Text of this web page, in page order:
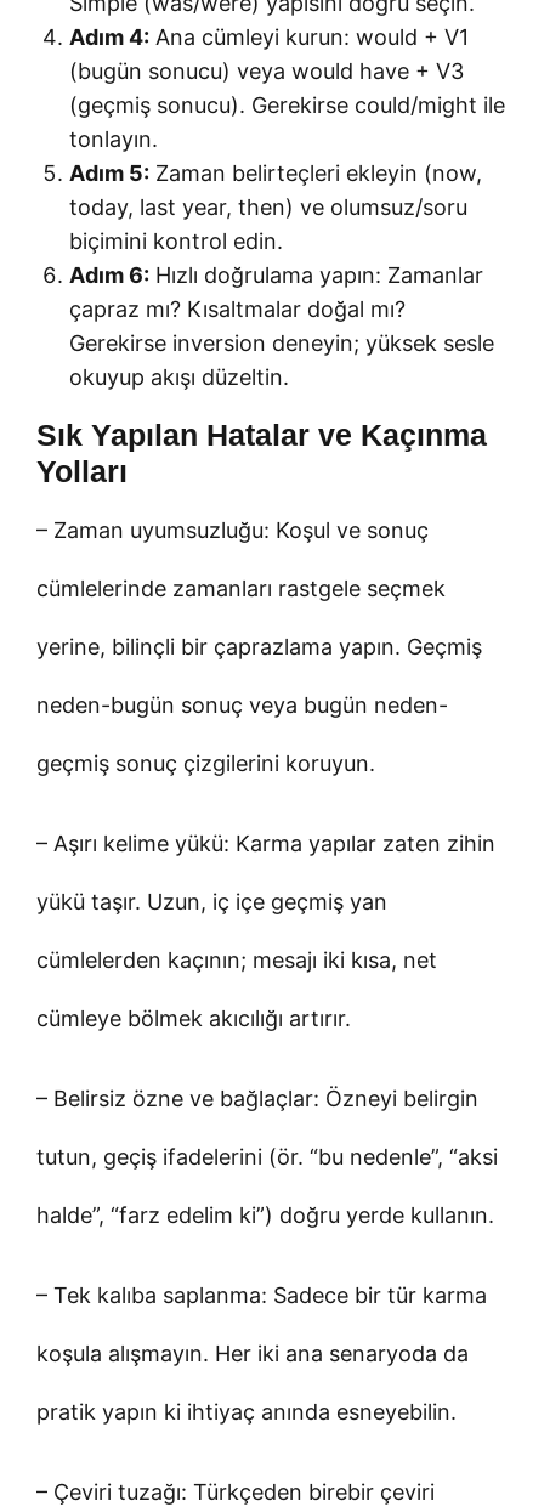
Adım 4: Ana cümleyi kurun: would + V1
(bugün sonucu) veya would have + V3
(geçmiş sonucu). Gerekirse could/might ile
tonlayın.
Adım 5: Zaman belirteçleri ekleyin (now,
today, last year, then) ve olumsuz/soru
biçimini kontrol edin.
Adım 6: Hızlı doğrulama yapın: Zamanlar
çapraz mı? Kısaltmalar doğal mı?
Gerekirse inversion deneyin; yüksek sesle
okuyup akışı düzeltin.
Sık Yapılan Hatalar ve Kaçınma
Yolları
– Zaman uyumsuzluğu: Koşul ve sonuç
cümlelerinde zamanları rastgele seçmek
yerine, bilinçli bir çaprazlama yapın. Geçmiş
neden-bugün sonuç veya bugün neden-
geçmiş sonuç çizgilerini koruyun.
– Aşırı kelime yükü: Karma yapılar zaten zihin
yükü taşır. Uzun, iç içe geçmiş yan
cümlelerden kaçının; mesajı iki kısa, net
cümleye bölmek akıcılığı artırır.
– Belirsiz özne ve bağlaçlar: Özneyi belirgin
tutun, geçiş ifadelerini (ör. “bu nedenle”, “aksi
halde”, “farz edelim ki”) doğru yerde kullanın.
– Tek kalıba saplanma: Sadece bir tür karma
koşula alışmayın. Her iki ana senaryoda da
pratik yapın ki ihtiyaç anında esneyebilin.
– Çeviri tuzağı: Türkçeden birebir çeviri